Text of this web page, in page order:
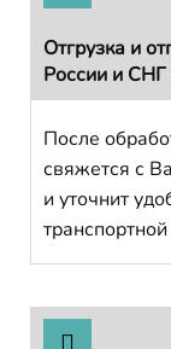
Отгрузка и
России и
После
свяжется с
и уточнит